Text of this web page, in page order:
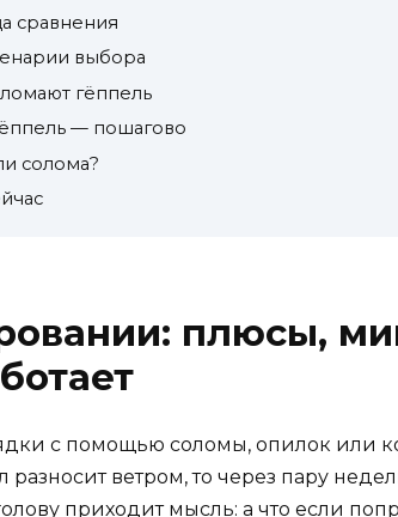
сравнения
выбора
гёппель
— пошагово
солома?
плюсы,
с помощью соломы, опилок или
разносит ветром, то через пару
приходит мысль: а что если